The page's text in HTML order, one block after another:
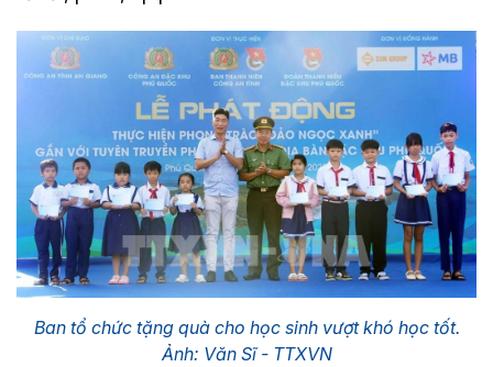
Ban tổ chức tặng quà cho học sinh vượt khó học tốt.
Ảnh: Văn Sĩ - TTXVN